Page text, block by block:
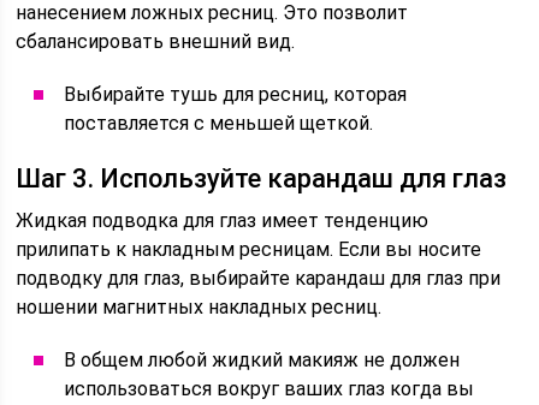
нанесением ложных ресниц. Это позволит
сбалансировать внешний вид.
Выбирайте тушь для ресниц, которая
поставляется с меньшей щеткой.
Шаг 3. Используйте карандаш для глаз
Жидкая подводка для глаз имеет тенденцию
прилипать к накладным ресницам. Если вы носите
подводку для глаз, выбирайте карандаш для глаз при
ношении магнитных накладных ресниц.
В общем любой жидкий макияж не должен
использоваться вокруг ваших глаз когда вы